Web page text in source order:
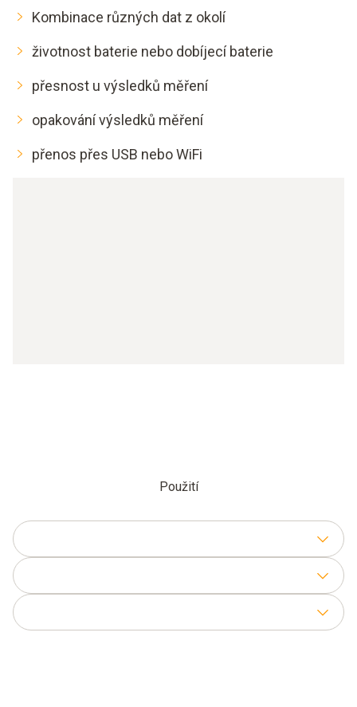
Kombinace různých dat z okolí
životnost baterie nebo dobíjecí baterie
přesnost u výsledků měření
opakování výsledků měření
přenos přes USB nebo WiFi
Použití